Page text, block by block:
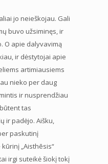
jo neieškojau. Gali
buvo užsiminęs, ir
O apie dalyvavimą
ir dėstytojai apie
artimiausiems
nieko per daug
ir nusprendžiau
tas
ir padėjo. Aišku,
paskutinį
„Aisthēsis“
irgi suteikė šiokį tokį